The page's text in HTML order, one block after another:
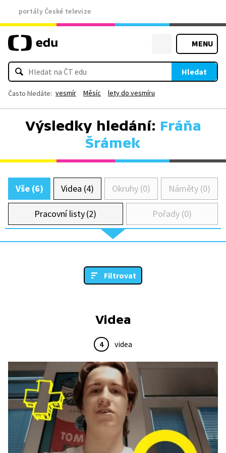
portály České televize
MENU
Hledat
Často hledáte: vesmír Měsíc lety do vesmíru
Výsledky hledání: Fráňa
Šrámek
Vše (6) Videa (4) Okruhy (0) Náměty (0)
Pracovní listy (2) Pořady (0)
Filtrovat
Videa
4 videa